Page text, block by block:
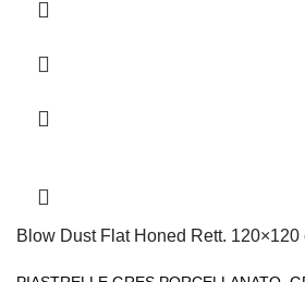
Blow Dust Flat Honed Rett.